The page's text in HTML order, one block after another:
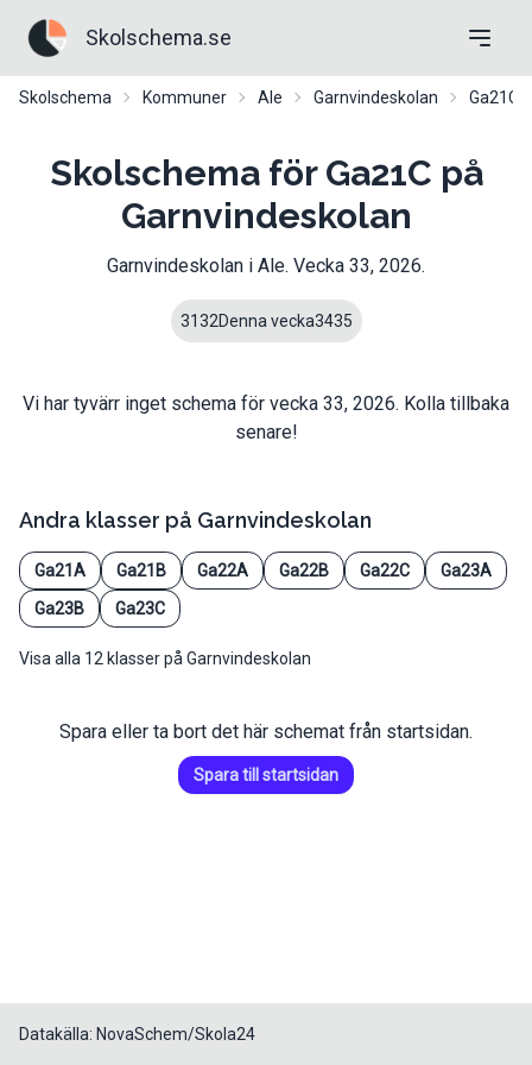
Skolschema.se
Skolschema Kommuner Ale Garnvindeskolan Ga21C
Skolschema för Ga21C på
Garnvindeskolan
Garnvindeskolan i Ale. Vecka 33, 2026.
3132Denna vecka3435
Vi har tyvärr inget schema för vecka 33, 2026. Kolla tillbaka
senare!
Andra klasser på Garnvindeskolan
Ga21A Ga21B Ga22A Ga22B Ga22C
Ga23A
Ga23B
Ga23C
Visa alla 12 klasser på Garnvindeskolan
Spara eller ta bort det här schemat från startsidan.
Spara till startsidan
Datakälla: NovaSchem/Skola24